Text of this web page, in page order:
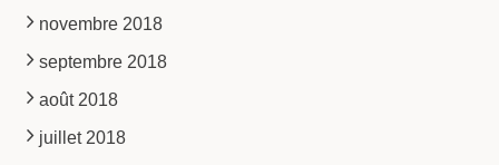
novembre 2018
septembre 2018
août 2018
juillet 2018